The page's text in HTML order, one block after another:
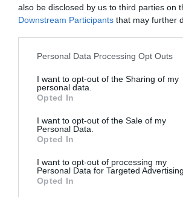
also be disclosed by us to third parties on
Downstream Participants that may further
Please note that this website/app uses one
not limited to your visit or usage behaviour.
grant or deny consent to Google and its
use your data for below specified purposes
consent section.
Personal Data Processing Opt Outs
I want to opt-out of the Sharing of my
personal data.
Opted In
I want to opt-out of the Sale of my
Personal Data.
Opted In
I want to opt-out of processing my
Personal Data for Targeted Advertising.
Opted In